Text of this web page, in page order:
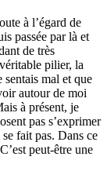
à l’égard de
passée par là et
de très
pilier, la
sentais mal et que
autour de moi
à présent, je
pas s’exprimer
fait pas. Dans ce
peut-être une